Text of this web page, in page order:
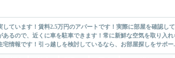
ています！賃料2.5万円のアパートです！実際に部屋を確認し
るので、近くに車を駐車できます！常に新鮮な空気を取り入
情報です！引っ越しを検討しているなら、お部屋探しをサポー